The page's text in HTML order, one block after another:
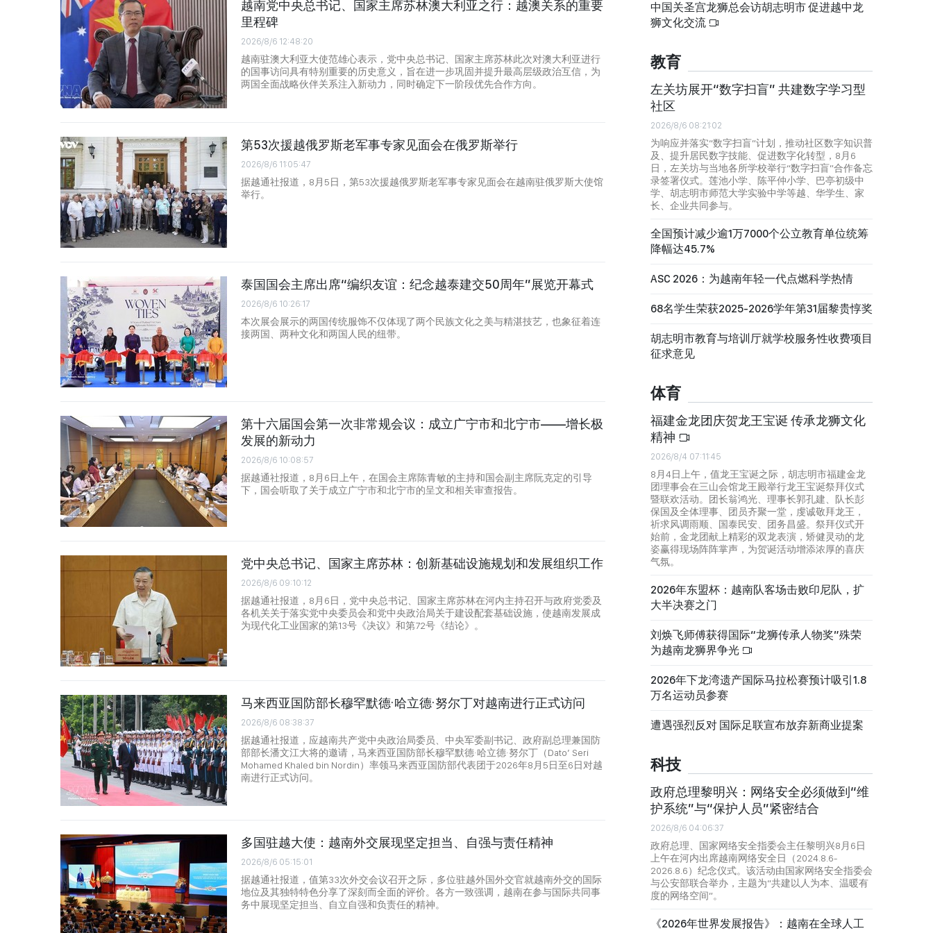
越南党中央总书记、国家主席苏林澳大利亚之行：越澳关系的重要
里程碑
2026/8/6 12:48:20
越南驻澳大利亚大使范雄心表示，党中央总书记、国家主席苏林此次对澳大利亚进行
的国事访问具有特别重要的历史意义，旨在进一步巩固并提升最高层级政治互信，为
两国全面战略伙伴关系注入新动力，同时确定下一阶段优先合作方向。
第53次援越俄罗斯老军事专家见面会在俄罗斯举行
2026/8/6 11:05:47
据越通社报道，8月5日，第53次援越俄罗斯老军事专家见面会在越南驻俄罗斯大使馆
举行。
泰国国会主席出席“编织友谊：纪念越泰建交50周年”展览开幕式
2026/8/6 10:26:17
本次展会展示的两国传统服饰不仅体现了两个民族文化之美与精湛技艺，也象征着连
接两国、两种文化和两国人民的纽带。
第十六届国会第一次非常规会议：成立广宁市和北宁市——增长极
发展的新动力
2026/8/6 10:08:57
据越通社报道，8月6日上午，在国会主席陈青敏的主持和国会副主席阮克定的引导
下，国会听取了关于成立广宁市和北宁市的呈文和相关审查报告。
党中央总书记、国家主席苏林：创新基础设施规划和发展组织工作
2026/8/6 09:10:12
据越通社报道，8月6日，党中央总书记、国家主席苏林在河内主持召开与政府党委及
各机关关于落实党中央委员会和党中央政治局关于建设配套基础设施，使越南发展成
为现代化工业国家的第13号《决议》和第72号《结论》。
马来西亚国防部长穆罕默德·哈立德·努尔丁对越南进行正式访问
2026/8/6 08:38:37
据越通社报道，应越南共产党中央政治局委员、中央军委副书记、政府副总理兼国防
部部长潘文江大将的邀请，马来西亚国防部长穆罕默德·哈立德·努尔丁（Dato’ Seri
Mohamed Khaled bin Nordin）率领马来西亚国防部代表团于2026年8月5日至6日对越
南进行正式访问。
多国驻越大使：越南外交展现坚定担当、自强与责任精神
2026/8/6 05:15:01
据越通社报道，值第33次外交会议召开之际，多位驻越外国外交官就越南外交的国际
地位及其独特特色分享了深刻而全面的评价。各方一致强调，越南在参与国际共同事
务中展现坚定担当、自立自强和负责任的精神。
中国关圣宫龙狮总会访胡志明市 促进越中龙
狮文化交流
教育
左关坊展开“数字扫盲” 共建数字学习型
社区
2026/8/6 08:21:02
为响应并落实“数字扫盲”计划，推动社区数字知识普
及、提升居民数字技能、促进数字化转型，8月6
日，左关坊与当地各所学校举行“数字扫盲”合作备忘
录签署仪式。莲池小学、陈平仲小学、巴亭初级中
学、胡志明市师范大学实验中学等越、华学生、家
长、企业共同参与。
全国预计减少逾1万7000个公立教育单位统筹
降幅达45.7%
ASC 2026：为越南年轻一代点燃科学热情
68名学生荣获2025-2026学年第31届黎贵惇奖
胡志明市教育与培训厅就学校服务性收费项目
征求意见
体育
福建金龙团庆贺龙王宝诞 传承龙狮文化
精神
2026/8/4 07:11:45
8月4日上午，值龙王宝诞之际，胡志明市福建金龙
团理事会在三山会馆龙王殿举行龙王宝诞祭拜仪式
暨联欢活动。团长翁鸿光、理事长郭孔建、队长彭
保国及全体理事、团员齐聚一堂，虔诚敬拜龙王，
祈求风调雨顺、国泰民安、团务昌盛。祭拜仪式开
始前，金龙团献上精彩的双龙表演，矫健灵动的龙
姿赢得现场阵阵掌声，为贺诞活动增添浓厚的喜庆
气氛。
2026年东盟杯：越南队客场击败印尼队，扩
大半决赛之门
刘焕飞师傅获得国际“龙狮传承人物奖”殊荣
为越南龙狮界争光
2026年下龙湾遗产国际马拉松赛预计吸引1.8
万名运动员参赛
遭遇强烈反对 国际足联宣布放弃新商业提案
科技
政府总理黎明兴：网络安全必须做到“维
护系统”与“保护人员”紧密结合
2026/8/6 04:06:37
政府总理、国家网络安全指委会主任黎明兴8月6日
上午在河内出席越南网络安全日（2024.8.6-
2026.8.6）纪念仪式。该活动由国家网络安全指委会
与公安部联合举办，主题为“共建以人为本、温暖有
度的网络空间”。
《2026年世界发展报告》：越南在全球人工